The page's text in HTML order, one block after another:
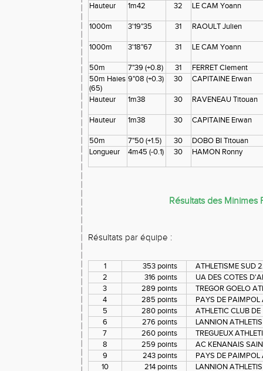
Hauteur 1m42 32 LE CAM Yoann
1000m 3'19"35 31 RAOULT Julien
1000m 3'18"67 31 LE CAM Yoann
50m 7"39 (+0.8) 31
FERRET Clement
50m Haies
(65)
9"08 (+0.3) 30 CAPITAINE Erwan
Hauteur 1m38 30 RAVENEAU Titouan
Hauteur 1m38 30 CAPITAINE Erwan
50m 7"50 (+1.5) 30
DOBO BI Titouan
Longueur
4m45 (-0.1) 30 HAMON Ronny
Résultats des Minimes
Résultats par équipe :
1 353 points
ATHLETISME SUD
2
316 points
UA DES COTES
3
289 points
TREGOR GOELO
4
285 points
PAYS DE PAIMPOL
5
280 points
ATHLETIC CLUB
6
276 points
LANNION
7
260 points
TREGUEUX
8
259 points
AC KENANAIS
9
243 points
PAYS DE PAIMPOL
10
214 points LANNION